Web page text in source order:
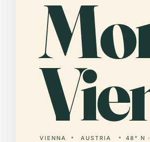
VIENNA AUSTRIA 48° N